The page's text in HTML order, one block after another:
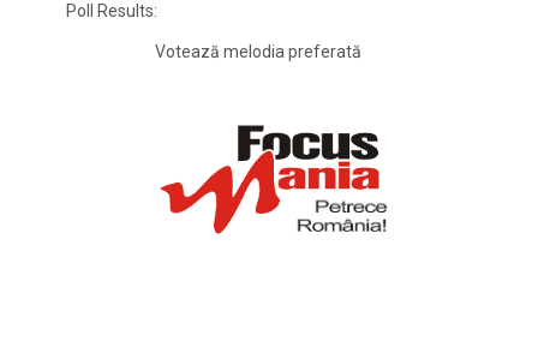
Poll Results:
Votează melodia preferată